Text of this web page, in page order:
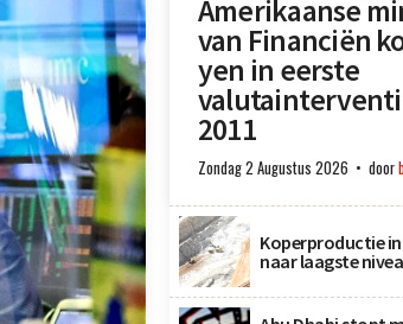
Amerikaanse
van Financiën
yen in eerste
2011
Zondag 2 Augustus 2026 door
Koperproductie
naar laagste